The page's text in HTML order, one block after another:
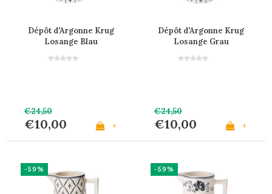
Dépôt d'Argonne Krug
Losange Blau
€24,50
€10,00 +
Dépôt d'Argonne Krug
Losange Grau
€24,50
€10,00 +
-59% -59%